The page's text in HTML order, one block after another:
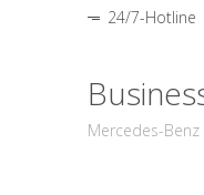
24/7-Hotline
Mercedes-